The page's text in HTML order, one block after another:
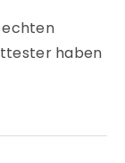
echten
haben